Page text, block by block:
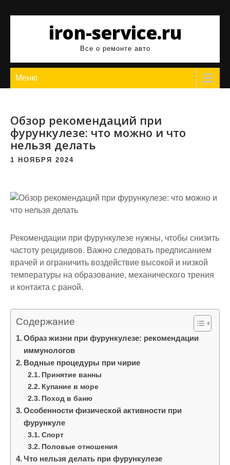
содержимомуiron-service.ru
Все о ремонте авто
Меню
Обзор рекомендаций при
фурункулезе: что можно и что
нельзя делать
1 НОЯБРЯ 2024
Рекомендации при фурункулезе нужны, чтобы снизить
частоту рецидивов. Важно следовать предписанием
врачей и ограничить воздействие высокой и низкой
температуры на образование, механического трения
и контакта с раной.
Содержание
Образ жизни при фурункулезе: рекомендации
иммунологов
Водные процедуры при чирие
Принятие ванны
Купание в море
Поход в баню
Особенности физической активности при
фурункуле
Спорт
Половые отношения
Что нельзя делать при фурункулезе